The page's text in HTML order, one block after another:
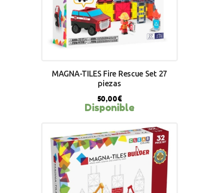
MAGNA-TILES Fire Rescue Set 27
piezas
50,00€
Disponible